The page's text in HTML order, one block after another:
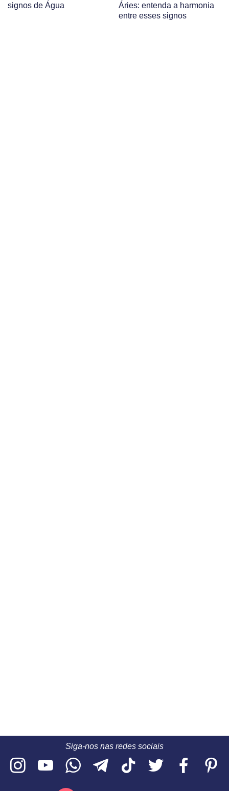
signos de Água
Áries: entenda a harmonia
entre esses signos
Siga-nos nas redes sociais